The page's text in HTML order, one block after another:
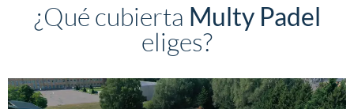
¿Qué cubierta Multy Padel
eliges?